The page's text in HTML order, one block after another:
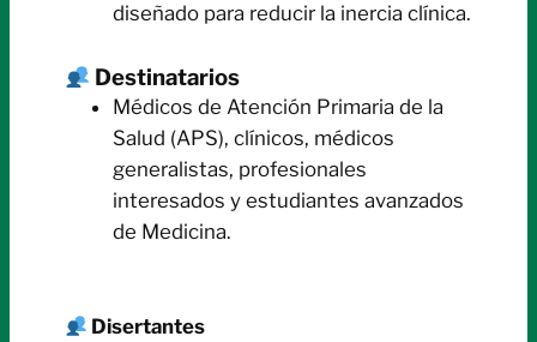
diseñado para reducir la inercia clínica.
Destinatarios
Médicos de Atención Primaria de la
Salud (APS), clínicos, médicos
generalistas, profesionales
interesados y estudiantes avanzados
de Medicina.
Disertantes